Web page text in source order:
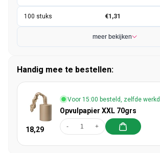
€1,31
meer bekijken
Handig mee te bestellen:
18,29
Voor 15:00 besteld, zelfde
Opvulpapier XXL 70grs
- +